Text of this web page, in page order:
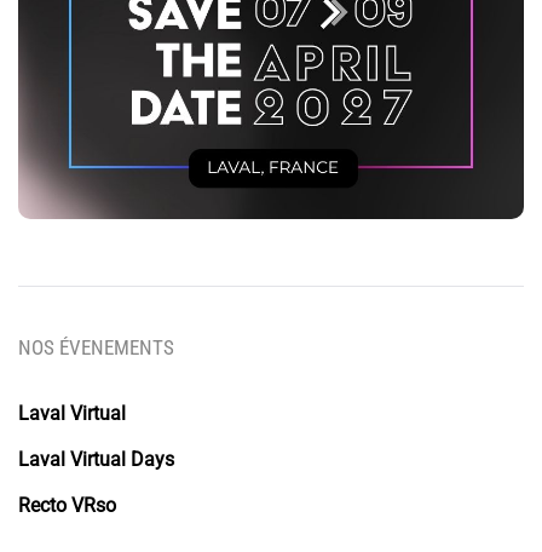
NOS ÉVENEMENTS
Laval Virtual
Laval Virtual Days
Recto VRso